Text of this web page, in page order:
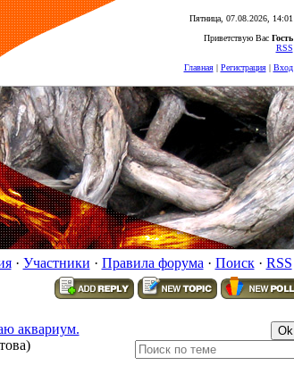
Пятница, 07.08.2026, 14:01
Приветствую Вас Гость
RSS
Главная| Регистрация| Вход
· Участники · Правила форума · Поиск· RSS
аквариум.